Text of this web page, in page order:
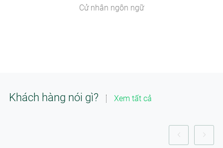
Cử nhân ngôn ngữ
Khách hàng nói gì? Xem tất cả